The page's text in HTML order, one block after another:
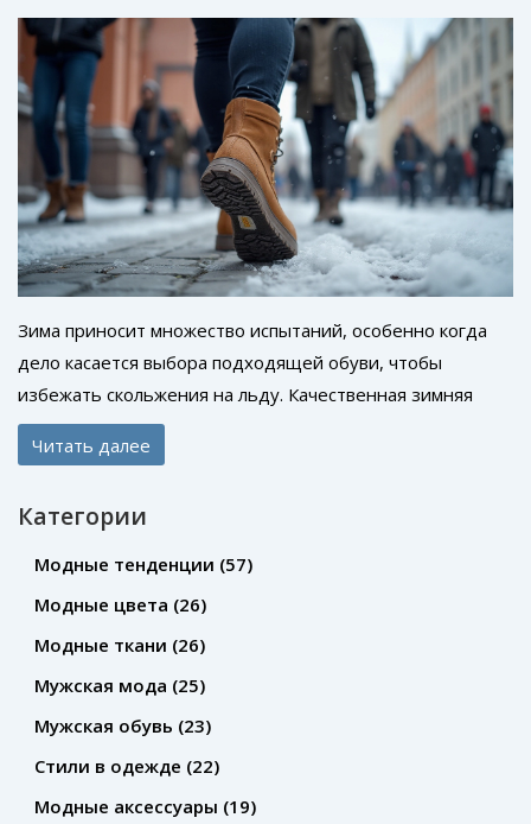
Зима приносит множество испытаний, особенно когда
дело касается выбора подходящей обуви, чтобы
избежать скольжения на льду. Качественная зимняя
обувь не только защищает от холода, но и
обеспечивает устойчивость на скользких поверхностях.
подошвы, дизайн подошвы и наличие специальных
вставок. Рассмотрим, как выбрать обувь, которая не
безопасность.
Читать далее
Категории
Модные тенденции (57)
Модные цвета (26)
Модные ткани (26)
Мужская мода (25)
Мужская обувь (23)
Стили в одежде (22)
Модные аксессуары (19)